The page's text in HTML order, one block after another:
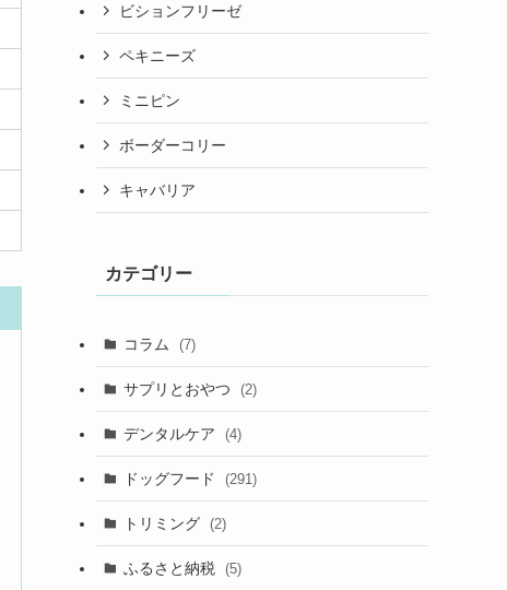
ビションフリーゼ
ペキニーズ
ミニピン
ボーダーコリー
キャバリア
カテゴリー
コラム (7)
サプリとおやつ (2)
デンタルケア (4)
ドッグフード (291)
トリミング (2)
ふるさと納税 (5)